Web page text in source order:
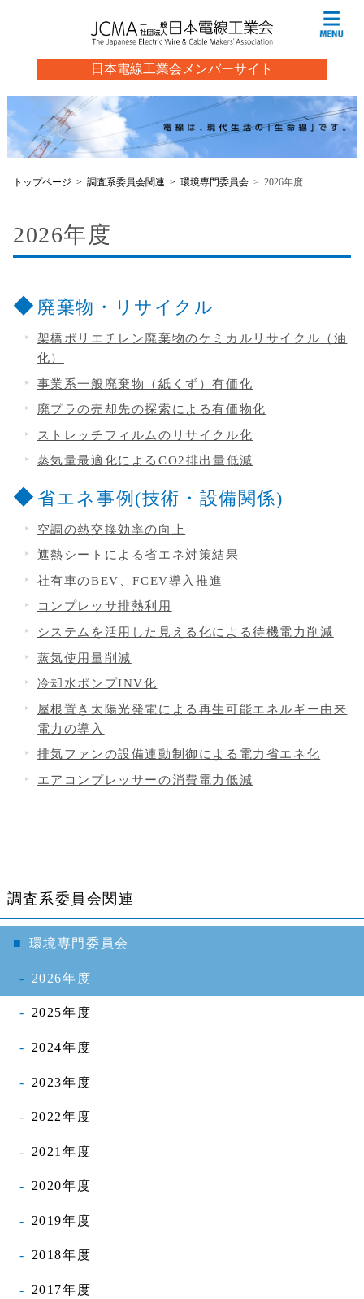
日本電線工業会メンバーサイト
トップページ 調査系委員会関連 環境専門委員会 2026年度
2026年度
廃棄物・リサイクル
架橋ポリエチレン廃棄物のケミカルリサイクル（油
化）
事業系一般廃棄物（紙くず）有価化
廃プラの売却先の探索による有価物化
ストレッチフィルムのリサイクル化
蒸気量最適化によるCO2排出量低減
省エネ事例(技術・設備関係)
空調の熱交換効率の向上
遮熱シートによる省エネ対策結果
社有車のBEV、FCEV導入推進
コンプレッサ排熱利用
システムを活用した見える化による待機電力削減
蒸気使用量削減
冷却水ポンプINV化
屋根置き太陽光発電による再⽣可能エネルギー由来
電⼒の導⼊
排気ファンの設備連動制御による電力省エネ化
エアコンプレッサーの消費電力低減
調査系委員会関連
環境専門委員会
2026年度
2025年度
2024年度
2023年度
2022年度
2021年度
2020年度
2019年度
2018年度
2017年度